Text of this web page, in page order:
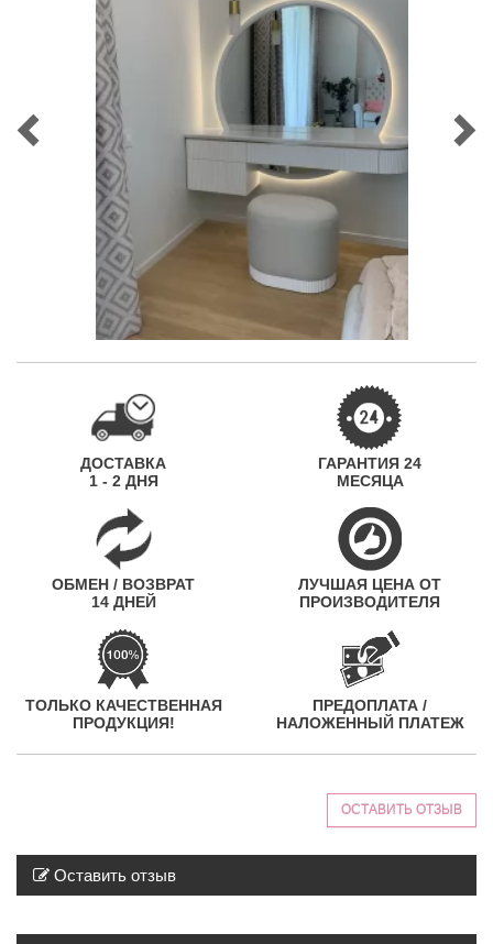
ДОСТАВКА
1 - 2 ДНЯ
ГАРАНТИЯ 24
МЕСЯЦА
ОБМЕН / ВОЗВРАТ
14 ДНЕЙ
ЛУЧШАЯ ЦЕНА ОТ
ПРОИЗВОДИТЕЛЯ
ТОЛЬКО КАЧЕСТВЕННАЯ
ПРОДУКЦИЯ!
ПРЕДОПЛАТА /
НАЛОЖЕННЫЙ ПЛАТЕЖ
ОСТАВИТЬ ОТЗЫВ
Оставить отзыв